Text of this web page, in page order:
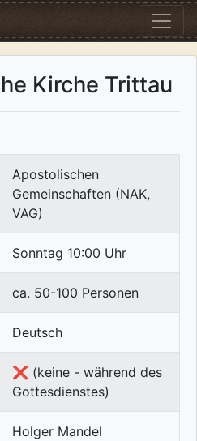
Kirche Trittau
Apostolischen
Gemeinschaften (NAK,
VAG)
Sonntag 10:00 Uhr
ca. 50-100 Personen
Deutsch
❌ (keine - während des
Gottesdienstes)
Holger Mandel